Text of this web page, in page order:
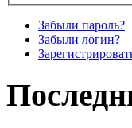
Забыли пароль?
Забыли логин?